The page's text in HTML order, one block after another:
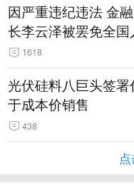
因严重违纪违法 金
长李云泽被罢免全国
1618
光伏硅料八巨头签
于成本价销售
438